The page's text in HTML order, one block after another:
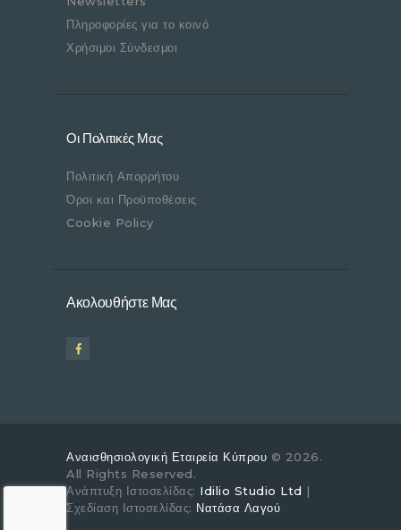
Πληροφορίες για το κοινό
Χρήσιμοι Σύνδεσμοι
Οι Πολιτικές Μας
Πολιτική Απορρήτου
Όροι και Προϋποθέσεις
Cookie Policy
Ακολουθήστε Μας
Αναισθησιολογική Εταιρεία Κύπρου © 2026.
All Rights Reserved.
Ανάπτυξη Ιστοσελίδας: Idilio Studio Ltd |
Σχεδίαση Ιστοσελίδας: Νατάσα Λαγού